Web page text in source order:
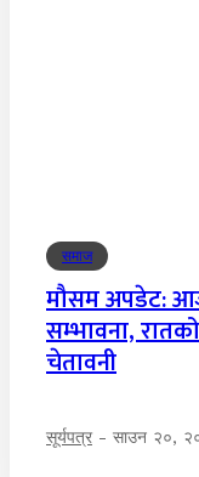
समाज
मौसम अपडेट: आज
सम्भावना,
चेतावनी
सूर्यपत्र - साउन २०,